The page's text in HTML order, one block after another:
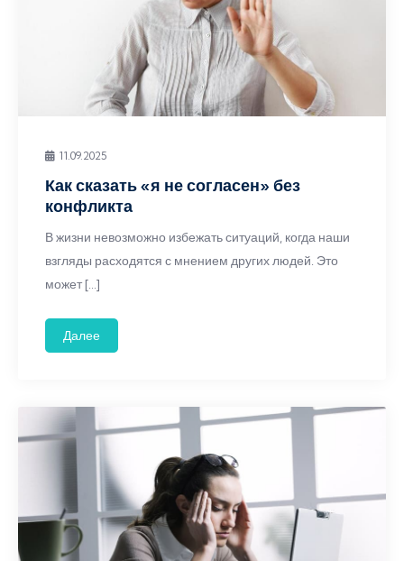
11.09.2025
Как сказать «я не согласен» без
конфликта
В жизни невозможно избежать ситуаций, когда наши
взгляды расходятся с мнением других людей. Это
может […]
Далее